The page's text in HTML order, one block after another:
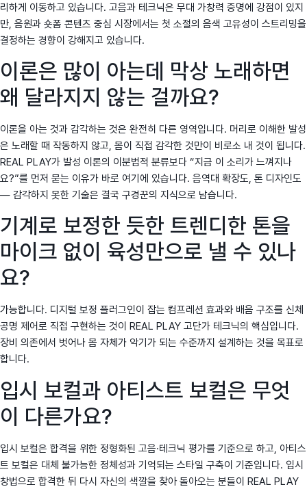
리하게 이동하고 있습니다. 고음과 테크닉은 무대 가창력 증명에 강점이 있지
만, 음원과 숏폼 콘텐츠 중심 시장에서는 첫 소절의 음색 고유성이 스트리밍을
결정하는 경향이 강해지고 있습니다.
이론은 많이 아는데 막상 노래하면
왜 달라지지 않는 걸까요?
이론을 아는 것과 감각하는 것은 완전히 다른 영역입니다. 머리로 이해한 발성
은 노래할 때 작동하지 않고, 몸이 직접 감각한 것만이 비로소 내 것이 됩니다.
REAL PLAY가 발성 이론의 이분법적 분류보다 “지금 이 소리가 느껴지나
요?”를 먼저 묻는 이유가 바로 여기에 있습니다. 음역대 확장도, 톤 디자인도
— 감각하지 못한 기술은 결국 구경꾼의 지식으로 남습니다.
기계로 보정한 듯한 트렌디한 톤을
마이크 없이 육성만으로 낼 수 있나
요?
가능합니다. 디지털 보정 플러그인이 잡는 컴프레션 효과와 배음 구조를 신체
공명 제어로 직접 구현하는 것이 REAL PLAY 고단가 테크닉의 핵심입니다.
장비 의존에서 벗어나 몸 자체가 악기가 되는 수준까지 설계하는 것을 목표로
합니다.
입시 보컬과 아티스트 보컬은 무엇
이 다른가요?
입시 보컬은 합격을 위한 정형화된 고음·테크닉 평가를 기준으로 하고, 아티스
트 보컬은 대체 불가능한 정체성과 기억되는 스타일 구축이 기준입니다. 입시
창법으로 합격한 뒤 다시 자신의 색깔을 찾아 돌아오는 분들이 REAL PLAY